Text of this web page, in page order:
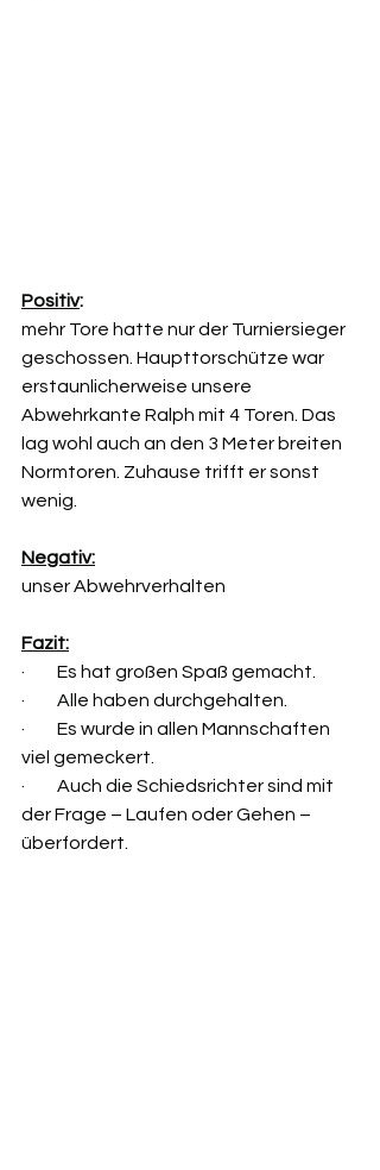
Positiv:
mehr Tore hatte nur der Turniersieger
geschossen. Haupttorschütze war
erstaunlicherweise unsere
Abwehrkante Ralph mit 4 Toren. Das
lag wohl auch an den 3 Meter breiten
Normtoren. Zuhause trifft er sonst
wenig.
Negativ:
unser Abwehrverhalten
Fazit:
·         Es hat großen Spaß gemacht.
·         Alle haben durchgehalten.
·         Es wurde in allen Mannschaften
viel gemeckert.
·         Auch die Schiedsrichter sind mit
der Frage – Laufen oder Gehen –
überfordert.